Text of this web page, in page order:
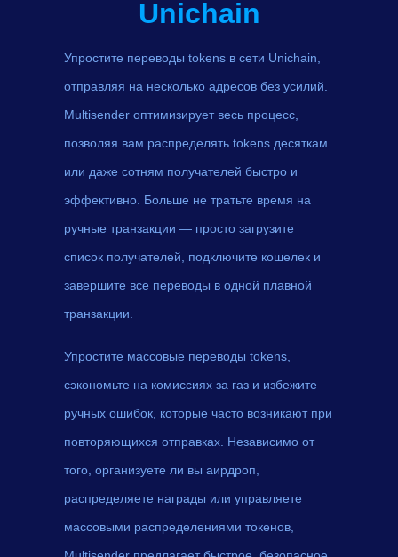
Unichain
Упростите переводы tokens в сети Unichain,
отправляя на несколько адресов без усилий.
Multisender оптимизирует весь процесс,
позволяя вам распределять tokens десяткам
или даже сотням получателей быстро и
эффективно. Больше не тратьте время на
ручные транзакции — просто загрузите
список получателей, подключите кошелек и
завершите все переводы в одной плавной
транзакции.
Упростите массовые переводы tokens,
сэкономьте на комиссиях за газ и избежите
ручных ошибок, которые часто возникают при
повторяющихся отправках. Независимо от
того, организуете ли вы аирдроп,
распределяете награды или управляете
массовыми распределениями токенов,